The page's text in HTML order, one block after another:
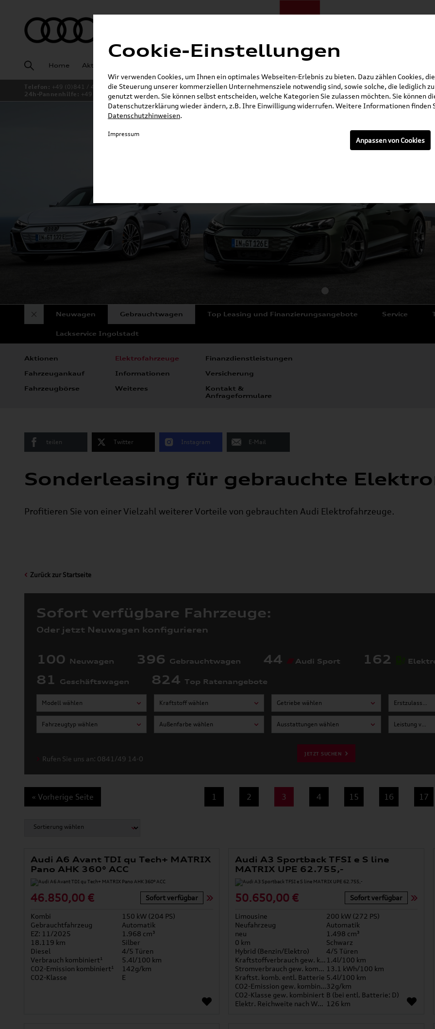
Home Aktuelles
Telefon: +49 (0)841 / 49 140
24h-Pannenhilfe: +49 (0)171 / 870 72 87 Gerade geschlossen
Neuwagen Gebrauchtwagen Top Leasing und Finanzierungsangebote Service
Lackservice Ingolstadt
Aktionen
Fahrzeugankauf
Fahrzeugbörse
Elektrofahrzeuge
Informationen
Weiteres
Finanzdienstleistungen
Versicherung
Kontakt &
Anfrageformulare
teilen Twitter Instagram E-Mail
Sonderleasing für gebrauchte
Profitieren Sie von einer Vielzahl weiterer Vorteile von gebrauchten Audi Elektrofahrzeuge.
Zurück zur Startseite
Sofort verfügbare Fahrzeuge:
Oder jetzt Neuwagen konfigurieren
100 Neuwagen 396 Gebrauchtwagen 44 Audi Sport 162
81 Geschäftswagen 824 Top Ratenangebote
Modell wählen Kraftstoff wählen Getriebe wählen Erstzulassung von wählen
Fahrzeugtyp wählen Außenfarbe wählen Ausstattungen wählen Leistung von wählen
JETZT SUCHEN
Rufen Sie uns an: 0841/49 14-0
« Vorherige Seite 1 2 3 4 15 16 17
Audi A6 Avant TDI qu Tech+ MATRIX
Pano AHK 360° ACC
46.850,00 € Sofort verfügbar
Kombi
150 kW (204 PS)
Gebrauchtfahrzeug
Automatik
EZ: 11/2025
1.968 cm³
18.119 km
Silber
Diesel
4/5 Türen
Verbrauch kombiniert¹
5.4l/100 km
CO2-Emission kombiniert¹
142g/km
CO2-Klasse
E
Audi A3 Sportback TFSI e S line
MATRIX UPE 62.755,-
50.650,00 € Sofort verfügbar
Limousine
200 kW (272 PS)
Neufahrzeug
Automatik
neu
1.498 cm³
0 km
Schwarz
Hybrid (Benzin/Elektro)
4/5 Türen
Kraftstoffverbrauch gew. kombiniert 1.4l/100 km
Stromverbrauch gew. kombiniert 13.1 kWh/100 km
Kraftst. komb. entl. Batterie 5.4l/100 km
CO2-Emission gew. kombiniert32g/km
CO2-Klasse gew. kombiniert B (bei entl. Batterie: D)
Elektr. Reichweite nach WLTP* 126 km
Cookie-Einstellungen
Wir verwenden Cookies, um Ihnen ein optimales Webseiten-Erlebnis zu bieten. Dazu zählen Cookies,
die Steuerung unserer kommerziellen Unternehmensziele notwendig sind, sowie solche, die lediglich
genutzt werden. Sie können selbst entscheiden, welche Kategorien Sie zulassen möchten. Sie können
Datenschutzerklärung wieder ändern, z.B. Ihre Einwilligung widerrufen. Weitere Informationen finden
Datenschutzhinweisen.
Anpassen von Cookies
Impressum